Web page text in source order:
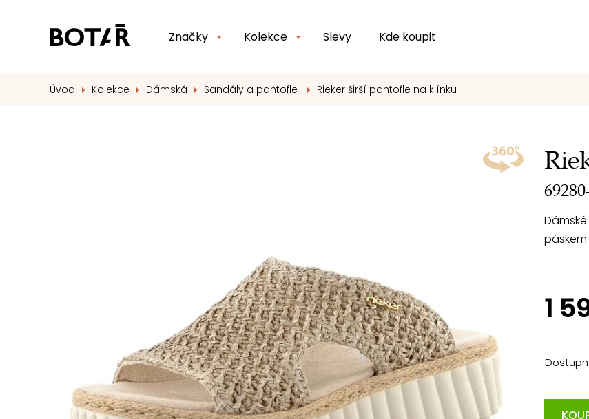
Značky Kolekce Slevy Kde koupit
Úvod Kolekce Dámská Sandály a pantofle Rieker širší pantofle na klínku
1